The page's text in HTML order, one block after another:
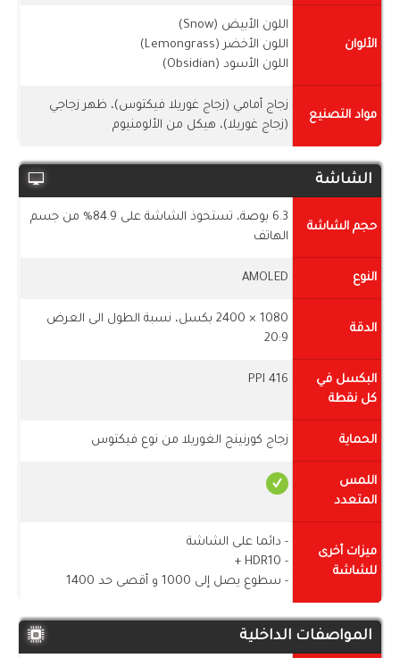
الألوان
اللون الأبيض (Snow)
اللون الأخضر (Lemongrass)
اللون الأسود (Obsidian)
مواد التصنيع
زجاج أمامي (زجاج غوريلا فيكتوس)، ظهر زجاجي
(زجاج غوريلا)، هيكل من الألومنيوم
الشاشة
حجم الشاشة
6.3 بوصة، تستحوذ الشاشة على 84.9% من جسم
الهاتف
النوع AMOLED
الدقة
1080 × 2400 بكسل، نسبة الطول الى العرض
20:9
البكسل في
كل نقطة
416 PPI
الحماية زجاج كورنينج الغوريلا من نوع فيكتوس
اللمس
المتعدد
ميزات أخرى
للشاشة
- دائما على الشاشة
- HDR10 +
- سطوع يصل إلى 1000 و أقصى حد 1400
المواصفات الداخلية